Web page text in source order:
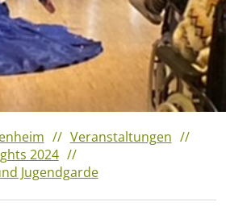
Veranstaltungen
2024
Jugendgarde
2022